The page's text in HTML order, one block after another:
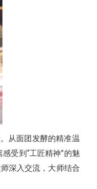
从面团发酵的精准温
受到“工匠精神”的魅
师深入交流，大师结合